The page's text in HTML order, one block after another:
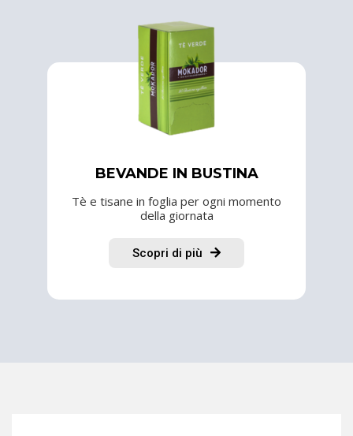
BEVANDE IN BUSTINA
Tè e tisane in foglia per ogni momento
della giornata
Scopri di più